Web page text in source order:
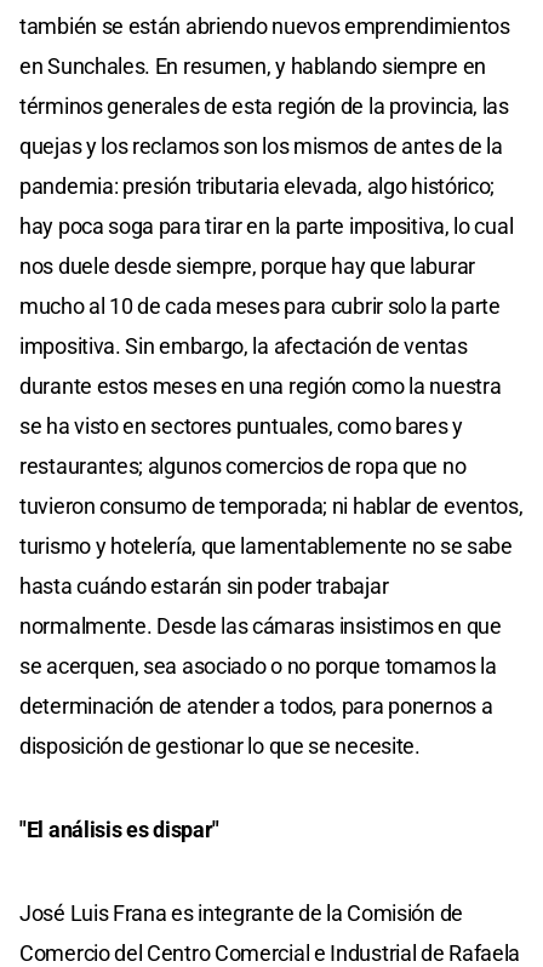
también se están abriendo nuevos emprendimientos
en Sunchales. En resumen, y hablando siempre en
términos generales de esta región de la provincia, las
quejas y los reclamos son los mismos de antes de la
pandemia: presión tributaria elevada, algo histórico;
hay poca soga para tirar en la parte impositiva, lo cual
nos duele desde siempre, porque hay que laburar
mucho al 10 de cada meses para cubrir solo la parte
impositiva. Sin embargo, la afectación de ventas
durante estos meses en una región como la nuestra
se ha visto en sectores puntuales, como bares y
restaurantes; algunos comercios de ropa que no
tuvieron consumo de temporada; ni hablar de eventos,
turismo y hotelería, que lamentablemente no se sabe
hasta cuándo estarán sin poder trabajar
normalmente. Desde las cámaras insistimos en que
se acerquen, sea asociado o no porque tomamos la
determinación de atender a todos, para ponernos a
disposición de gestionar lo que se necesite.
"El análisis es dispar"
José Luis Frana es integrante de la Comisión de
Comercio del Centro Comercial e Industrial de Rafaela